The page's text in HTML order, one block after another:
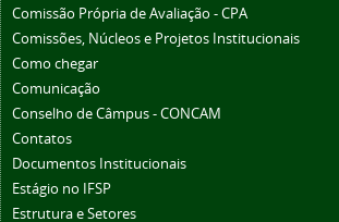
Comissão Própria de Avaliação - CPA
Comissões, Núcleos e Projetos Institucionais
Como chegar
Comunicação
Conselho de Câmpus - CONCAM
Contatos
Documentos Institucionais
Estágio no IFSP
Estrutura e Setores